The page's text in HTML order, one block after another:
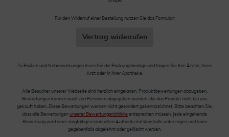
Für den Widerruf einer Bestellung nutzen Sie das Formular:
Vertrag widerrufen
Zu Risiken und Nebenwirkungen lesen Sie die Packungsbeilage und fragen Sie Ihre Ärztin, Ihren
Arzt oder in Ihrer Apotheke.
Alle Besucher unserer Webseite sind herzlich eingeladen, Produktbewertungen abzugeben.
Bewertungen können auch von Personen abgegeben werden, die das Produkt nicht bei uns
gekauft haben. Diese Bewertungen werden nicht gesondert gekennzeichnet. Bitte beachten Sie,
dass alle Bewertungen unserer Bewertungsrichtlinie entsprechen müssen. Jede eingehende
Bewertung wird einer sorgfältigen manuellen Authentizitätskontrolle unterzogen und kann
gegebenfalls abgelehnt oder gelöscht werden.